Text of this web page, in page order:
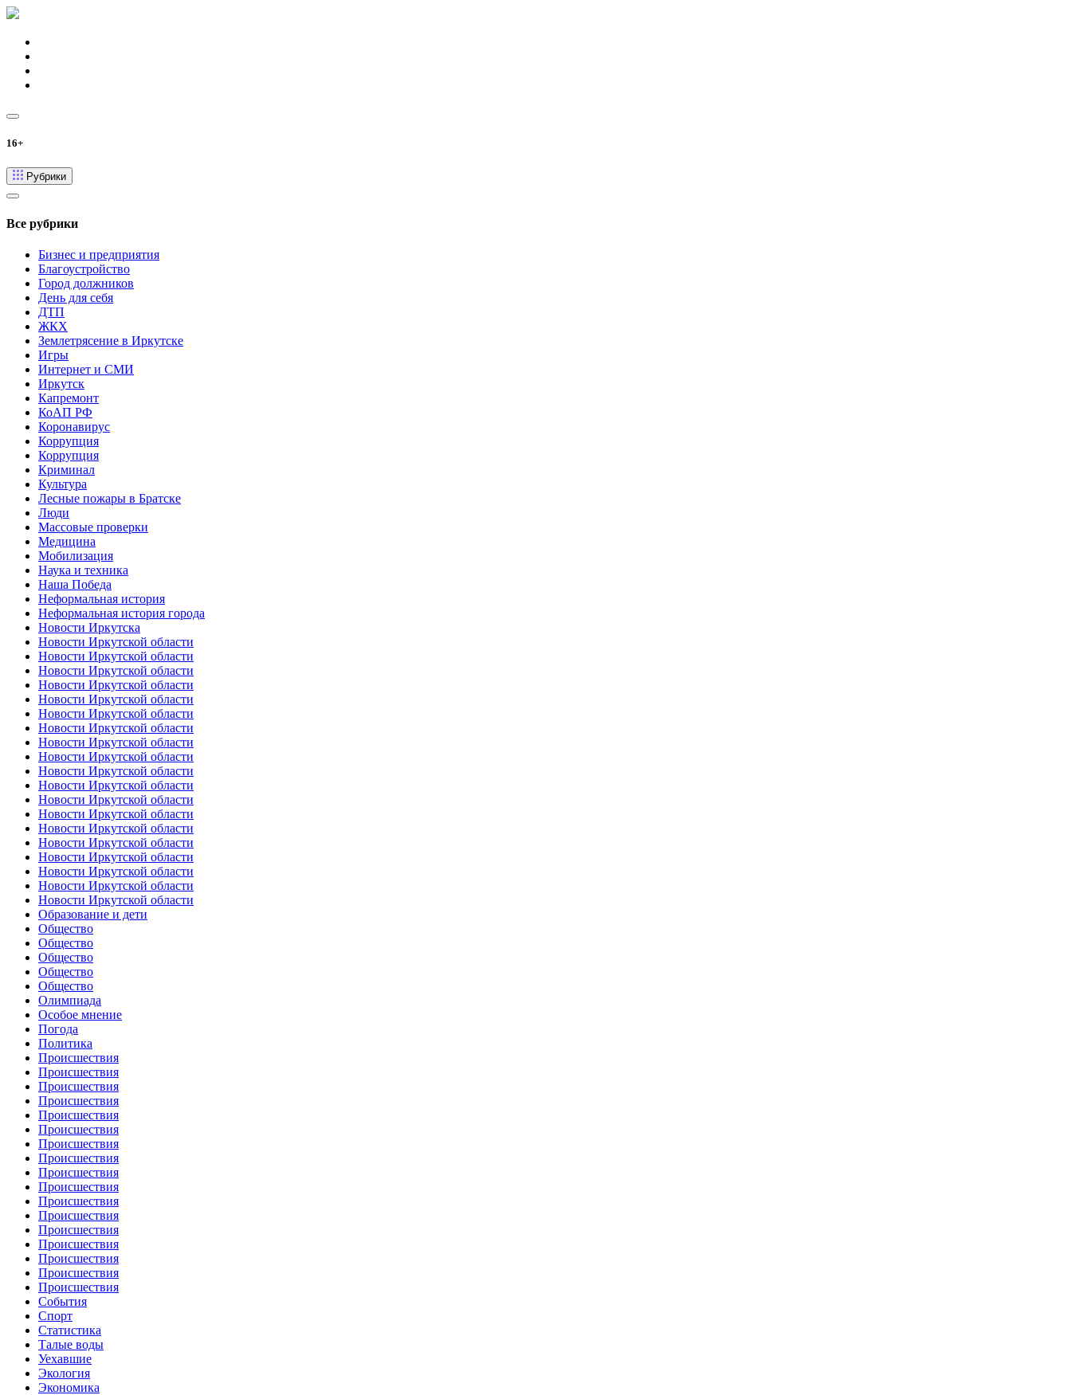
16+
Рубрики
Все рубрики
Бизнес и предприятия
Благоустройство
Город должников
День для себя
ДТП
ЖКХ
Землетрясение в Иркутске
Игры
Интернет и СМИ
Иркутск
Капремонт
КоАП РФ
Коронавирус
Коррупция
Коррупция
Криминал
Культура
Лесные пожары в Братске
Люди
Массовые проверки
Медицина
Мобилизация
Наука и техника
Наша Победа
Неформальная история
Неформальная история города
Новости Иркутска
Новости Иркутской области
Новости Иркутской области
Новости Иркутской области
Новости Иркутской области
Новости Иркутской области
Новости Иркутской области
Новости Иркутской области
Новости Иркутской области
Новости Иркутской области
Новости Иркутской области
Новости Иркутской области
Новости Иркутской области
Новости Иркутской области
Новости Иркутской области
Новости Иркутской области
Новости Иркутской области
Новости Иркутской области
Новости Иркутской области
Новости Иркутской области
Образование и дети
Общество
Общество
Общество
Общество
Общество
Олимпиада
Особое мнение
Погода
Политика
Происшествия
Происшествия
Происшествия
Происшествия
Происшествия
Происшествия
Происшествия
Происшествия
Происшествия
Происшествия
Происшествия
Происшествия
Происшествия
Происшествия
Происшествия
Происшествия
Происшествия
События
Спорт
Статистика
Талые воды
Уехавшие
Экология
Экономика